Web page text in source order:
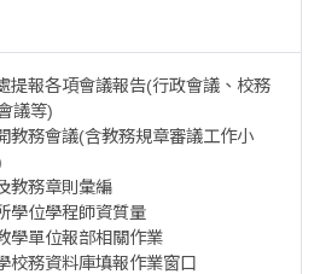
提報各項會議報告(行政會議、校務
議等)
教務會議(含教務規章審議工作小
教務章則彙編
學位學程師資質量
學單位報部相關作業
校務資料庫填報作業窗口